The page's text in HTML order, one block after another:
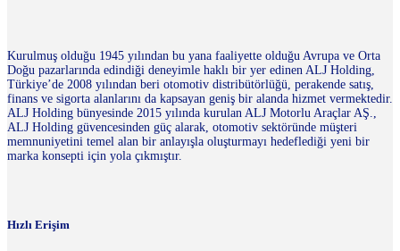
Kurulmuş olduğu 1945 yılından bu yana faaliyette olduğu Avrupa ve Orta
Doğu pazarlarında edindiği deneyimle haklı bir yer edinen ALJ Holding,
Türkiye’de 2008 yılından beri otomotiv distribütörlüğü, perakende satış,
finans ve sigorta alanlarını da kapsayan geniş bir alanda hizmet vermektedir.
ALJ Holding bünyesinde 2015 yılında kurulan ALJ Motorlu Araçlar AŞ.,
ALJ Holding güvencesinden güç alarak, otomotiv sektöründe müşteri
memnuniyetini temel alan bir anlayışla oluşturmayı hedeflediği yeni bir
marka konsepti için yola çıkmıştır.
Hızlı Erişim